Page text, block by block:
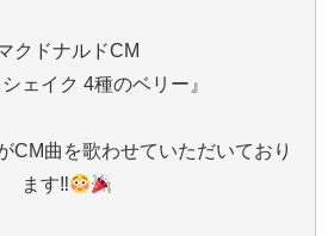
クドナルドCM
シェイク 4種のベリー』
CM曲を歌わせていただいており
ます‼